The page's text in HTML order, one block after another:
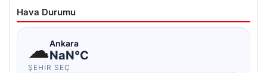
Hava Durumu
☁Ankara
NaN°C
ŞEHIR SEÇ